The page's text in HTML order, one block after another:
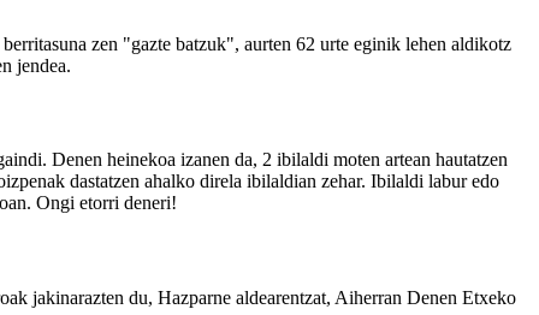
zen "gazte batzuk", aurten 62 urte eginik lehen aldikotz
jendea.
Denen heinekoa izanen da, 2 ibilaldi moten artean hautatzen
dastatzen ahalko direla ibilaldian zehar. Ibilaldi labur edo
Ongi etorri deneri!
jakinarazten du, Hazparne aldearentzat, Aiherran Denen Etxeko